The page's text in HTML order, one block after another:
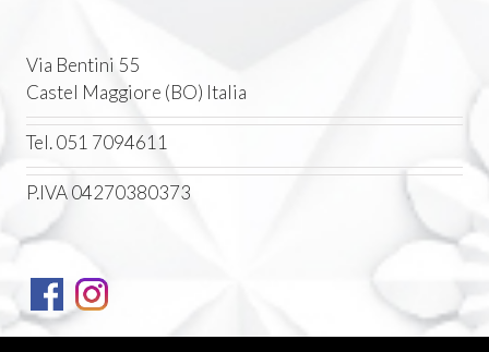
Via Bentini 55
Castel Maggiore (BO) Italia
Tel. 051 7094611
P.IVA 04270380373